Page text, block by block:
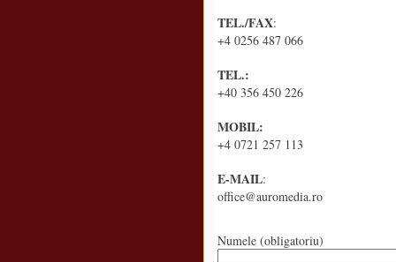
TEL./FAX:
+4 0256 487 066
TEL.:
+40 356 450 226
MOBIL:
+4 0721 257 113
E-MAIL:
office@auromedia.ro
Numele (obligatoriu)